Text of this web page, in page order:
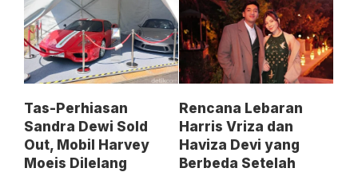
Tas-Perhiasan
Sandra Dewi Sold
Out, Mobil Harvey
Moeis Dilelang
Rencana Lebaran
Harris Vriza dan
Haviza Devi yang
Berbeda Setelah